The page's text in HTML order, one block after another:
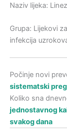
Naziv lijeka:
Grupa: Lijekovi
infekcija
Počinje novi
sistematski
Koliko sna
jednostavnog
svakog dana